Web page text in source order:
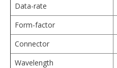
Data-rate
Form-factor
Connector
Wavelength